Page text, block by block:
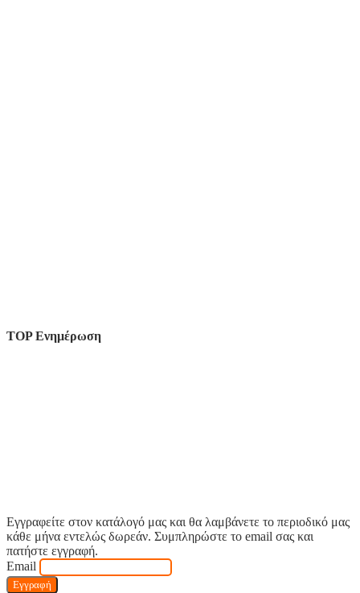
TOP Ενημέρωση
Εγγραφείτε στον κατάλογό μας και θα λαμβάνετε το περιοδικό μας
κάθε μήνα εντελώς δωρεάν. Συμπληρώστε το email σας και
πατήστε εγγραφή.
Email